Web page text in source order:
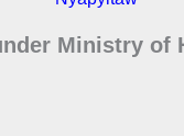
Ministry of